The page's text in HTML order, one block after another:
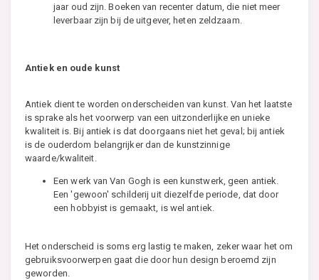
jaar oud zijn. Boeken van recenter datum, die niet meer
leverbaar zijn bij de uitgever, heten zeldzaam.
Antiek en oude kunst
Antiek dient te worden onderscheiden van kunst. Van het laatste
is sprake als het voorwerp van een uitzonderlijke en unieke
kwaliteit is. Bij antiek is dat doorgaans niet het geval; bij antiek
is de ouderdom belangrijker dan de kunstzinnige
waarde/kwaliteit.
Een werk van Van Gogh is een kunstwerk, geen antiek.
Een 'gewoon' schilderij uit diezelfde periode, dat door
een hobbyist is gemaakt, is wel antiek.
Het onderscheid is soms erg lastig te maken, zeker waar het om
gebruiksvoorwerpen gaat die door hun design beroemd zijn
geworden.